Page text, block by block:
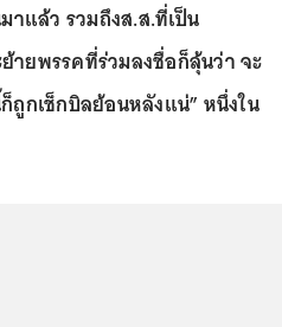
แล้ว รวมถึงส.ส.ที่เป็น
ยพรรคที่ร่วมลงชื่อก็ลุ้นว่า จะ
ถูกเช็กบิลย้อนหลังแน่” หนึ่งใน